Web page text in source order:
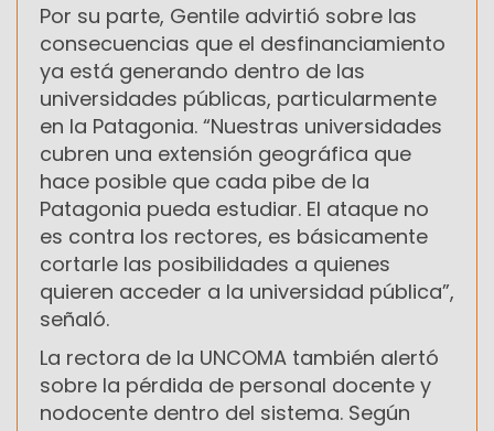
Por su parte, Gentile advirtió sobre las
consecuencias que el desfinanciamiento
ya está generando dentro de las
universidades públicas, particularmente
en la Patagonia. “Nuestras universidades
cubren una extensión geográfica que
hace posible que cada pibe de la
Patagonia pueda estudiar. El ataque no
es contra los rectores, es básicamente
cortarle las posibilidades a quienes
quieren acceder a la universidad pública”,
señaló.
La rectora de la UNCOMA también alertó
sobre la pérdida de personal docente y
nodocente dentro del sistema. Según